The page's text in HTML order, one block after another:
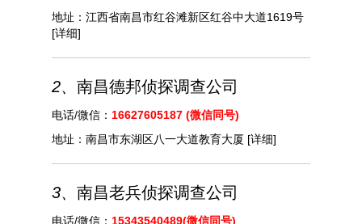
地址： 江西省南昌市红谷滩新区红谷中大道1619号
[详细]
2、 南昌德邦侦探调查公司
电话/微信： 16627605187 (微信同号)
地址： 南昌市东湖区八一大道教育大厦 [详细]
3、 南昌老兵侦探调查公司
电话/微信： 15343540489(微信同号)